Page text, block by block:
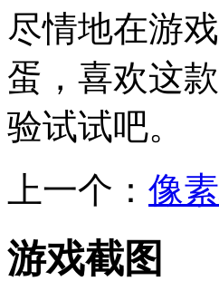
尽情地在游
蛋，喜欢这
验试试吧。
上一个： 像
游戏截图